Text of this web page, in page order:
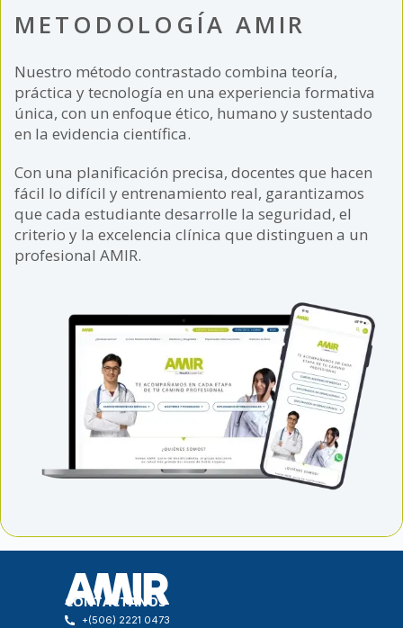
METODOLOGÍA AMIR
Nuestro método contrastado combina teoría,
práctica y tecnología en una experiencia formativa
única, con un enfoque ético, humano y sustentado
en la evidencia científica.
Con una planificación precisa, docentes que hacen
fácil lo difícil y entrenamiento real, garantizamos
que cada estudiante desarrolle la seguridad, el
criterio y la excelencia clínica que distinguen a un
profesional AMIR.
CONTÁCTANOS
+(506) 2221 0473